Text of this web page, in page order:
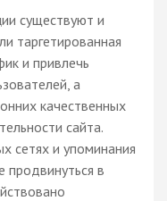
существуют и
таргетированная
и привлечь
а
качественных
сайта.
сетях и упоминания
продвинуться в